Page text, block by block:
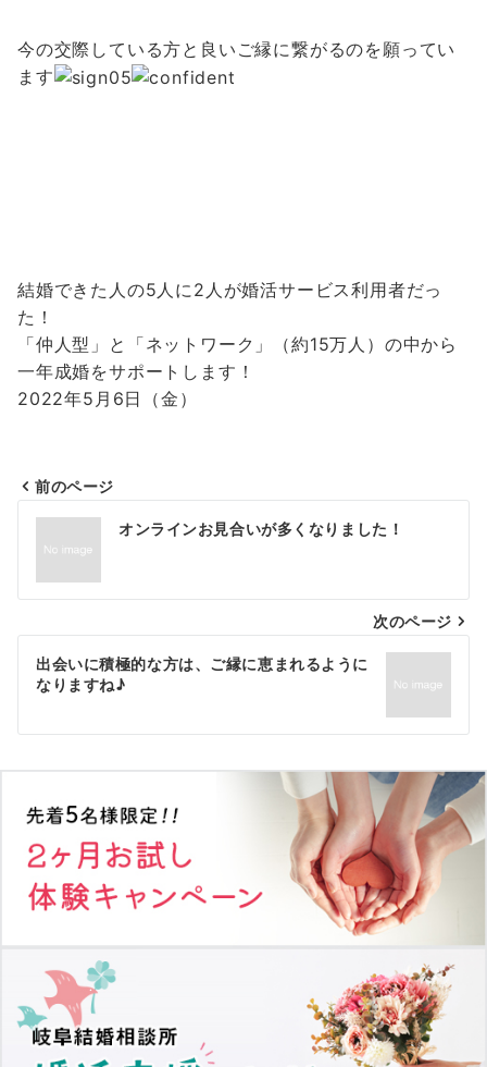
今の交際している方と良いご縁に繋がるのを願ってい
ます
結婚できた人の5人に2人が婚活サービス利用者だっ
た！
「仲人型」と「ネットワーク」（約15万人）の中から
一年成婚をサポートします！
2022年5月6日（金）
投
ナ
ビ
ゲ
シ
ョ
ン
前のページ
オンラインお見合いが多くなりました！
次のページ
出会いに積極的な方は、ご縁に恵まれるように
なりますね♪